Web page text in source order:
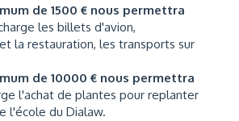
de 1500 € nous permettra
les billets d'avion,
la restauration, les transports sur
de 10000 € nous permettra
l'achat de plantes pour replanter
l'école du Dialaw.